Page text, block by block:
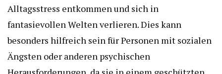
Alltagsstress entkommen und sich in
fantasievollen Welten verlieren. Dies kann
besonders hilfreich sein für Personen mit sozialen
Ängsten oder anderen psychischen